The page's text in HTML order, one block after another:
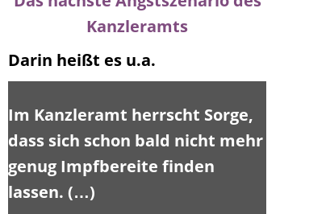
Kanzleramts
Darin heißt es u.a.
Im Kanzleramt herrscht Sorge,
dass sich schon bald nicht mehr
genug Impfbereite finden
lassen. (…)